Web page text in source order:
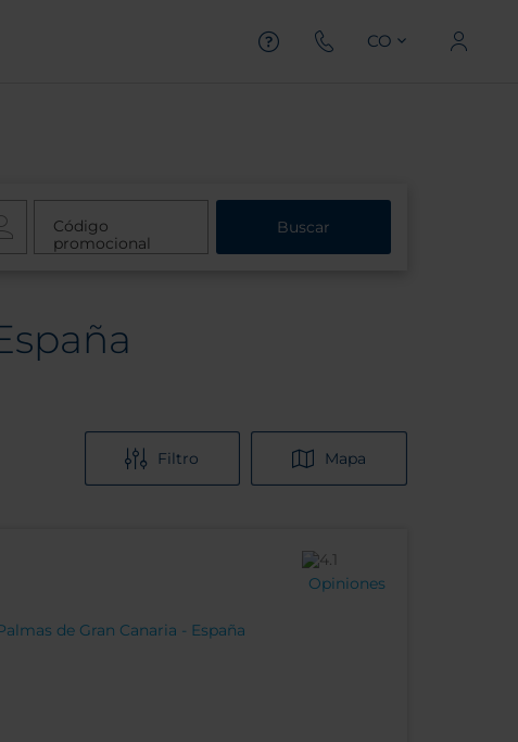
CO
Código
promocional
Buscar
Filtro Mapa
de Gran Canaria - España
Opiniones